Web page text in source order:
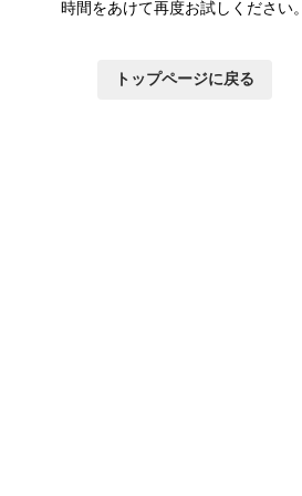
時間をあけて再度お試しください。
トップページに戻る